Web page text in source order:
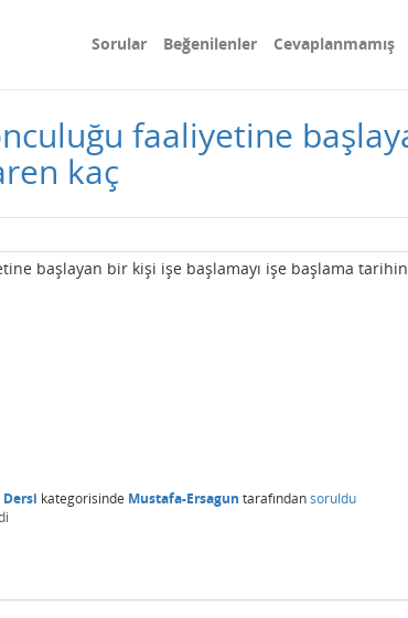
Sorular Beğenilenler Cevaplanmamış
faaliyetine
kaç
başlayan bir kişi işe başlamayı işe başlama
kategorisinde Mustafa-Ersagun tarafındansoruldu